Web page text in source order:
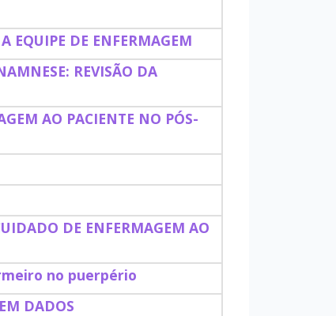
EQUIPE DE ENFERMAGEM
REVISÃO DA
AO PACIENTE NO PÓS-
DE ENFERMAGEM AO
no puerpério
DADOS